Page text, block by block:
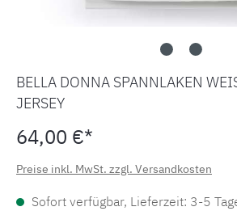
BELLA DONNA SPANNLAKEN
JERSEY
64,00 €*
Preise inkl. MwSt. zzgl. Versandkosten
Sofort verfügbar, Lieferzeit: 3-5